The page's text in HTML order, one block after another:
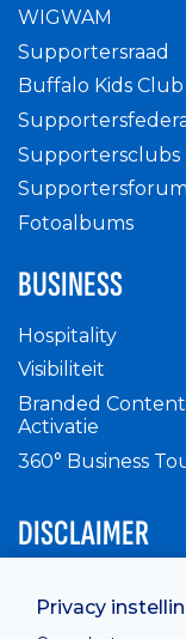
Privacy
WIGWAM
Supportersraad
Buffalo Kids Club
Supportersclubs
Supportersforum
Fotoalbums
BUSINESS
Hospitality
Visibiliteit
Branded
Activatie
360° Business
DISCLAIMER
Privacy Policy